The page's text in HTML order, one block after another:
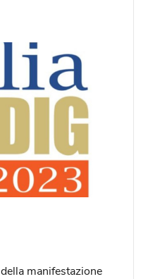
della manifestazione